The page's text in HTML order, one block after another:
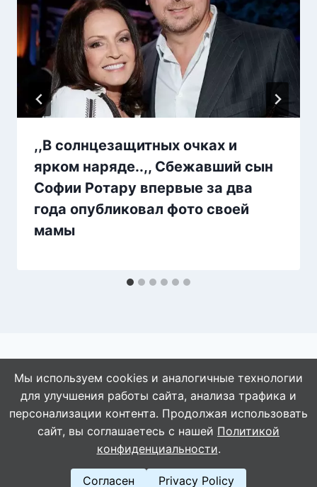
,,В солнцезащитных очках и
ярком наряде..,, Сбежавший сын
Софии Ротару впервые за два
года опубликовал фото своей
мамы
© 2026 АбАлдеть!
Мы используем cookies и аналогичные технологии
для улучшения работы сайта, анализа трафика и
персонализации контента. Продолжая использовать
сайт, вы соглашаетесь с нашей Политикой
конфиденциальности.
Согласен Privacy Policy